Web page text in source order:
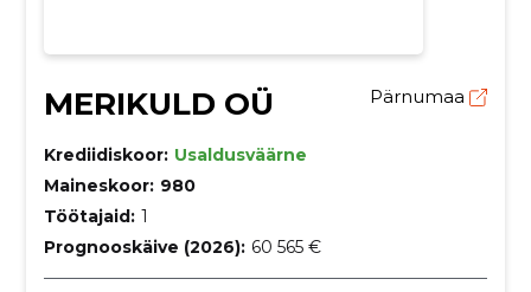
MERIKULD OÜ Pärnumaa
Krediidiskoor: Usaldusväärne
Maineskoor: 980
Töötajaid: 1
Prognooskäive (2026): 60 565 €